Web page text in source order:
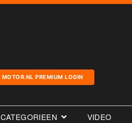
MOTOR.NL PREMIUM LOGIN
CATEGORIEEN VIDEO